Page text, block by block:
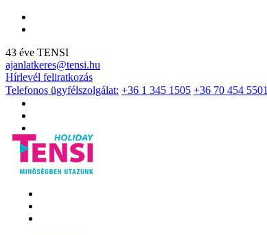
43 éve TENSI
ajanlatkeres@tensi.hu
Hírlevél feliratkozás
Telefonos ügyfélszolgálat: +36 1 345 1505 +36 70 454 5501